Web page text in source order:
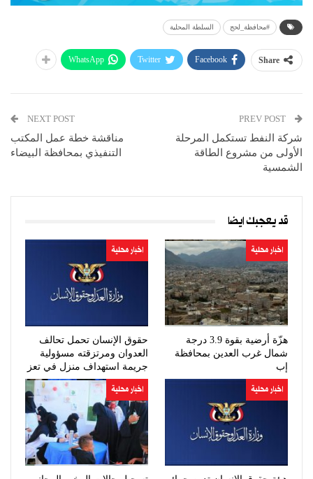
#محافظة_لحج السلطة المحلية
Share
Facebook
Twitter
WhatsApp
شركة النفط تستكمل المرحلة
الأولى من مشروع الطاقة
الشمسية
NEXT POST
مناقشة خطة عمل المكتب
التنفيذي بمحافظة البيضاء
قد يعجبك ايضا
اخبار محلية
هزّة أرضية بقوة 3.9 درجة
شمال غرب العدين بمحافظة
إب
اخبار محلية
حقوق الإنسان تحمل تحالف
العدوان ومرتزقته مسؤولية
جريمة استهداف منزل في تعز
اخبار محلية اخبار محلية